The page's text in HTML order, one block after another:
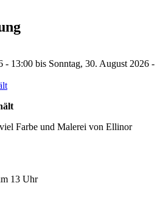
- 13:00 bis Sonntag, 30. August 2026 -
Farbe und Malerei von Ellinor
13 Uhr